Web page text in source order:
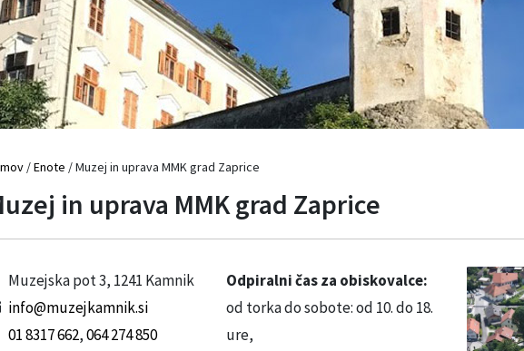
/Enote /Muzej in uprava MMK grad Zaprice
in uprava MMK grad Zaprice
Muzejska pot 3, 1241 Kamnik
info@muzejkamnik.si
01 8317 662,064 274 850
Odpiralni čas za obiskovalce:
od torka do sobote: od 10. do 18.
ure,